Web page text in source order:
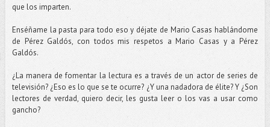
que los imparten.
Enséñame la pasta para todo eso y déjate de Mario Casas hablándome
de Pérez Galdós, con todos mis respetos a Mario Casas y a Pérez
Galdós.
¿La manera de fomentar la lectura es a través de un actor de series de
televisión? ¿Eso es lo que se te ocurre? ¿Y una nadadora de élite? Y ¿Son
lectores de verdad, quiero decir, les gusta leer o los vas a usar como
gancho?